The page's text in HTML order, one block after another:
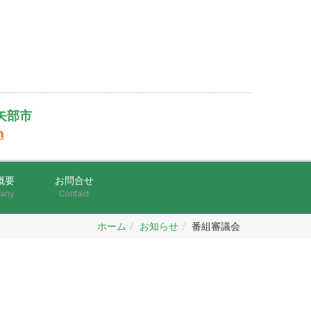
部市
要 お問合せ
Contact
ホーム お知らせ 番組審議会